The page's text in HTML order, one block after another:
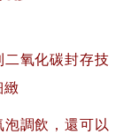
氧化碳封存技
緻
調飲，還可以